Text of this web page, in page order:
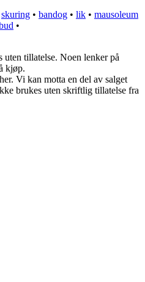
skuring • bandog • lik • mausoleum
•
tillatelse. Noen lenker på
kjøp.
Vi kan motta en del av salget
brukes uten skriftlig tillatelse fra